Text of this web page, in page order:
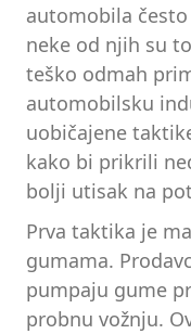
automobila često
neke od njih su
teško odmah
automobilsku
uobičajene
kako bi prikrili
bolji utisak na
Prva taktika je
gumama.
pumpaju gume
probnu vožnju.